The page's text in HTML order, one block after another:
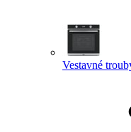
Vestavné